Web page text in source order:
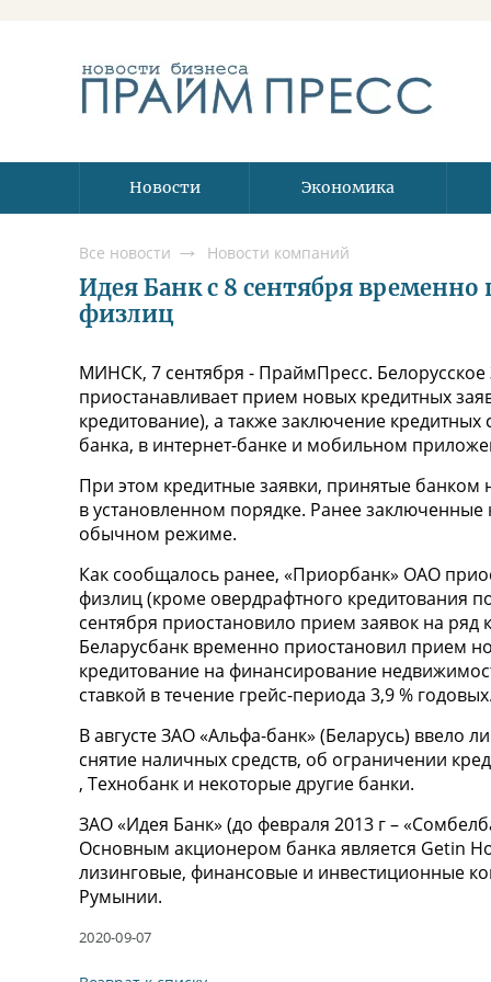
Новости Экономика
Все новости Новости компаний
Идея Банк с 8 сентября
физлиц
МИНСК, 7 сентября - ПраймПресс.
приостанавливает прием новых кредитных
кредитование), а также заключение
банка, в интернет-банке и мобильном
При этом кредитные заявки, принятые банком
в установленном порядке. Ранее
обычном режиме.
Как сообщалось ранее, «Приорбанк» ОАО
физлиц (кроме овердрафтного кредитования
сентября приостановило прием заявок на ряд
Беларусбанк временно приостановил прием
кредитование на финансирование
ставкой в течение грейс-периода 3,9 % годовых.
В августе ЗАО «Альфа-банк» (Беларусь)
снятие наличных средств, об ограничении
, Технобанк и некоторые другие банки.
ЗАО «Идея Банк» (до февраля 2013 г –
Основным акционером банка является Getin
лизинговые, финансовые и инвестиционные
Румынии.
2020-09-07